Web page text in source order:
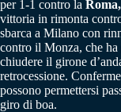
per 1-1 contro la Roma,
vittoria in rimonta
sbarca a Milano con
contro il Monza, che
chiudere il girone
retrocessione.
possono permettersi
giro di boa.